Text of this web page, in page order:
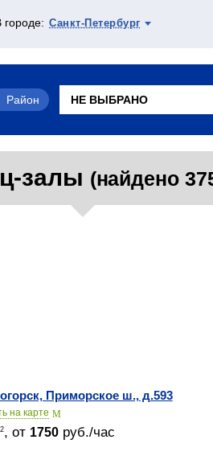
городе: Санкт-Петербург
Район
залы (найдено
Приморское ш., д.593
на карте
2, от 1750руб./час